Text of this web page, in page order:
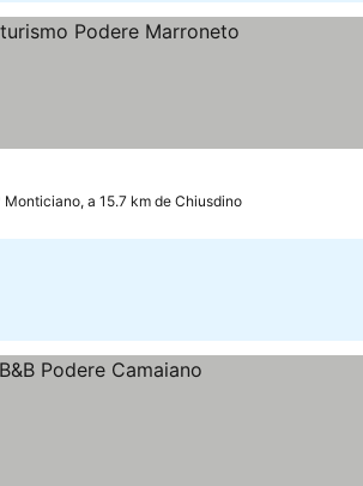
Monticiano, a 15.7 km de Chiusdino